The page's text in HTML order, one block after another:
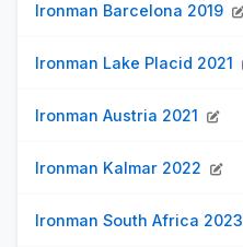
Ironman Barcelona 2019
Ironman Lake Placid 2021
Ironman Austria 2021
Ironman Kalmar 2022
Ironman South Africa 2023